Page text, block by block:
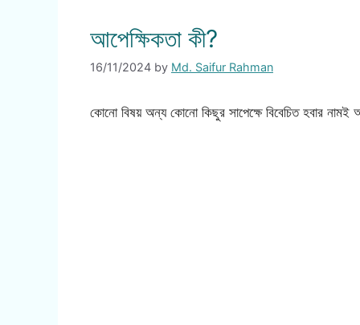
আপেক্ষিকতা কী?
16/11/2024 by Md. Saifur Rahman
কোনো বিষয় অন্য কোনো কিছুর সাপেক্ষে বিবেচিত হবার নামই